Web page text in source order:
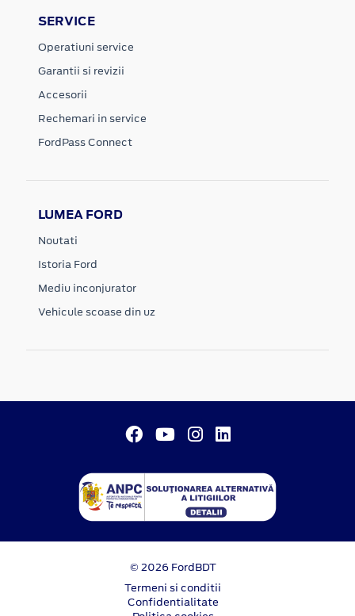
SERVICE
Operatiuni service
Garantii si revizii
Accesorii
Rechemari in service
FordPass Connect
LUMEA FORD
Noutati
Istoria Ford
Mediu inconjurator
Vehicule scoase din uz
© 2026 FordBDT
Termeni si conditii
Confidentialitate